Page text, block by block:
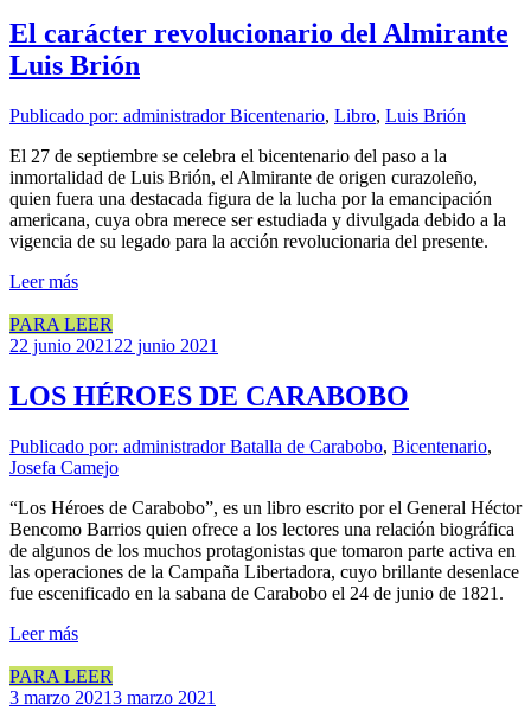
El carácter revolucionario del Almirante
Luis Brión
Publicado por: administradorBicentenario, Libro, Luis Brión
El 27 de septiembre se celebra el bicentenario del paso a la
inmortalidad de Luis Brión, el Almirante de origen curazoleño,
quien fuera una destacada figura de la lucha por la emancipación
americana, cuya obra merece ser estudiada y divulgada debido a la
vigencia de su legado para la acción revolucionaria del presente.
Leer más
PARA LEER
22 junio 2021 22 junio 2021
LOS HÉROES DE CARABOBO
Publicado por: administradorBatalla de Carabobo, Bicentenario,
Josefa Camejo
“Los Héroes de Carabobo”, es un libro escrito por el General Héctor
Bencomo Barrios quien ofrece a los lectores una relación biográfica
de algunos de los muchos protagonistas que tomaron parte activa en
las operaciones de la Campaña Libertadora, cuyo brillante desenlace
fue escenificado en la sabana de Carabobo el 24 de junio de 1821.
Leer más
PARA LEER
3 marzo 20213 marzo 2021